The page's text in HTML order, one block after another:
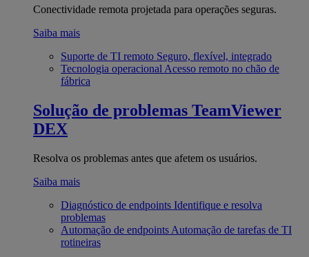
Conectividade remota projetada para operações seguras.
Saiba mais
Suporte de TI remoto Seguro, flexível, integrado
Tecnologia operacional Acesso remoto no chão de
fábrica
Solução de problemas TeamViewer
DEX
Resolva os problemas antes que afetem os usuários.
Saiba mais
Diagnóstico de endpoints Identifique e resolva
problemas
Automação de endpoints Automação de tarefas de TI
rotineiras